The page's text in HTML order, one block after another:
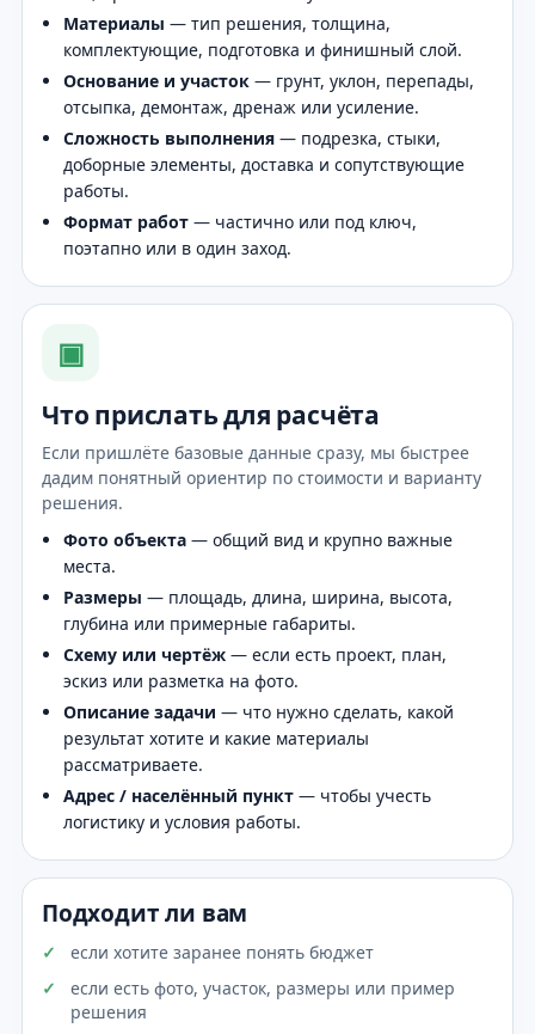
Материалы — тип решения, толщина,
комплектующие, подготовка и финишный слой.
Основание и участок — грунт, уклон, перепады,
отсыпка, демонтаж, дренаж или усиление.
Сложность выполнения — подрезка, стыки,
доборные элементы, доставка и сопутствующие
работы.
Формат работ — частично или под ключ,
поэтапно или в один заход.
▣
Что прислать для расчёта
Если пришлёте базовые данные сразу, мы быстрее
дадим понятный ориентир по стоимости и варианту
решения.
Фото объекта — общий вид и крупно важные
места.
Размеры — площадь, длина, ширина, высота,
глубина или примерные габариты.
Схему или чертёж — если есть проект, план,
эскиз или разметка на фото.
Описание задачи — что нужно сделать, какой
результат хотите и какие материалы
рассматриваете.
Адрес / населённый пункт — чтобы учесть
логистику и условия работы.
Подходит ли вам
если хотите заранее понять бюджет
если есть фото, участок, размеры или пример
решения